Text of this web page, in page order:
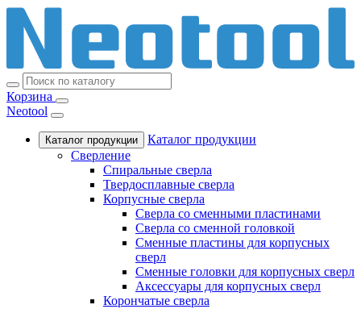
Корзина
Neotool
Каталог продукции
Каталог продукции
Сверление
Спиральные сверла
Твердосплавные сверла
Корпусные сверла
Сверла со сменными пластинами
Сверла со сменной головкой
Сменные пластины для корпусных
сверл
Сменные головки для корпусных сверл
Аксессуары для корпусных сверл
Корончатые сверла